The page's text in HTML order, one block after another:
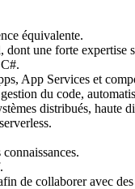
équivalente.
dont une forte expertise
App Services et
du code,
distribués, haute
de collaborer avec